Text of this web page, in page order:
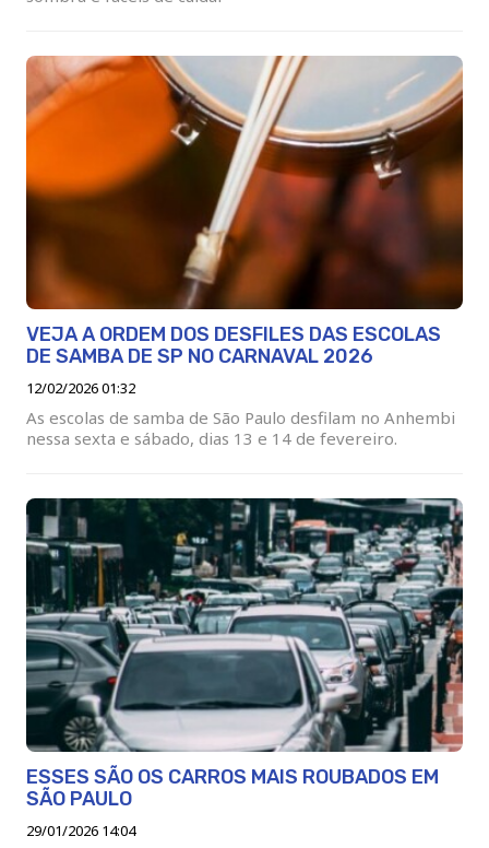
VEJA A ORDEM DOS DESFILES DAS ESCOLAS
DE SAMBA DE SP NO CARNAVAL 2026
12/02/2026 01:32
As escolas de samba de São Paulo desfilam no Anhembi
nessa sexta e sábado, dias 13 e 14 de fevereiro.
ESSES SÃO OS CARROS MAIS ROUBADOS EM
SÃO PAULO
29/01/2026 14:04